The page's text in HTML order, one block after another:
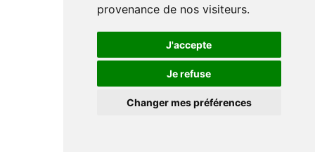
provenance de nos visiteurs.
J'accepte
Je refuse
Changer mes préférences